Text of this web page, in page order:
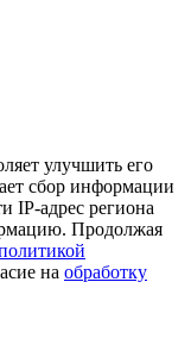
улучшить его
сбор информации
IP-адрес региона
Продолжая
на обработку